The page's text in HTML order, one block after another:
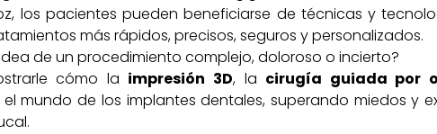
los pacientes pueden beneficiarse de técnicas y
más rápidos, precisos, seguros y personalizados.
de un procedimiento complejo, doloroso o incierto?
cómo la impresión 3D, la cirugía guiada por
mundo de los implantes dentales, superando miedos y